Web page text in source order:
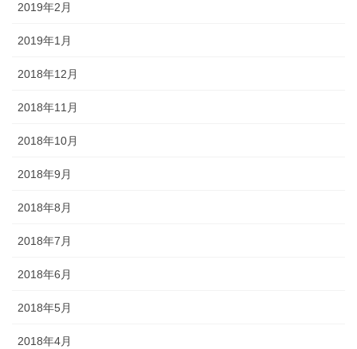
2019年2月
2019年1月
2018年12月
2018年11月
2018年10月
2018年9月
2018年8月
2018年7月
2018年6月
2018年5月
2018年4月